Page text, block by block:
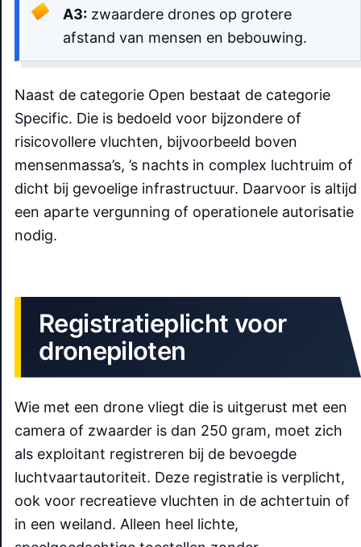
A3: zwaardere drones op grotere
afstand van mensen en bebouwing.
Naast de categorie Open bestaat de categorie
Specific. Die is bedoeld voor bijzondere of
risicovollere vluchten, bijvoorbeeld boven
mensenmassa’s, ’s nachts in complex luchtruim of
dicht bij gevoelige infrastructuur. Daarvoor is altijd
een aparte vergunning of operationele autorisatie
nodig.
Registratieplicht voor
dronepiloten
Wie met een drone vliegt die is uitgerust met een
camera of zwaarder is dan 250 gram, moet zich
als exploitant registreren bij de bevoegde
luchtvaartautoriteit. Deze registratie is verplicht,
ook voor recreatieve vluchten in de achtertuin of
in een weiland. Alleen heel lichte,